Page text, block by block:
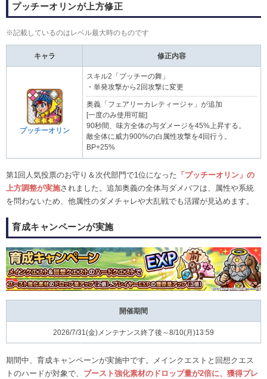
プッチーオリンが上方修正
※記載しているのはレベル最大時のものです
キャラ 修正内容
プッチーオリン
スキル2「プッチーの舞」
・単発攻撃から2回攻撃に変更
奥義「フェアリーカレティージャ」が追加
[一度のみ使用可能]
90秒間、味方全体の与ダメージを45%上昇する。
敵全体に威力900%の白属性攻撃を4回行う。
BP+25%
第1回人気投票のお守り＆次代部門で1位になった 「プッチーオリン」の
上方調整が実施されました。追加奥義の全体与ダメバフは、属性や系統
を問わないため、他属性のダメチャレや大乱戦でも活躍が見込めます。
育成キャンペーンが実施
開催期間
2026/7/31(金)メンテナンス終了後～8/10(月)13:59
期間中、育成キャンペーンが実施中です。メインクエストと回想クエス
トのハードが対象で、 ブースト強化素材のドロップ量が2倍に、獲得プレ